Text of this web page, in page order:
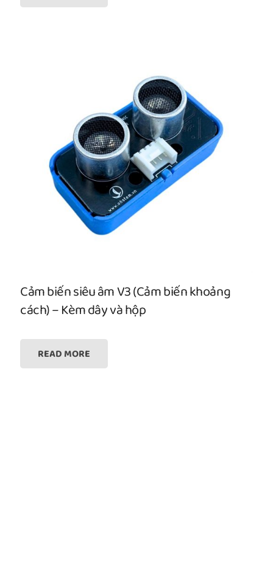
Cảm biến siêu âm V3 (Cảm biến khoảng
cách) – Kèm dây và hộp
READ MORE